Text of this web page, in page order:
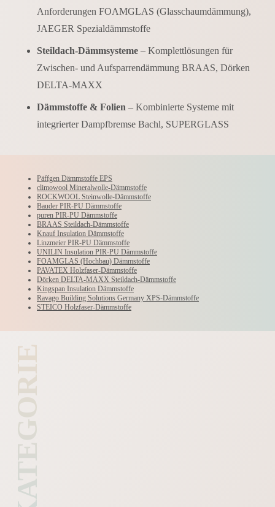
Anforderungen FOAMGLAS (Glasschaumdämmung),
JAEGER Spezialdämmstoffe
Steildach-Dämmsysteme – Komplettlösungen für
Zwischen- und Aufsparrendämmung BRAAS, Dörken
DELTA-MAXX
Dämmstoffe & Folien – Kombinierte Systeme mit
integrierter Dampfbremse Bachl, SUPERGLASS
Päffgen Dämmstoffe EPS
climowool Mineralwolle-Dämmstoffe
ROCKWOOL Steinwolle-Dämmstoffe
Bauder PIR-PU Dämmstoffe
puren PIR-PU Dämmstoffe
BRAAS Steildach-Dämmstoffe
Knauf Insulation Dämmstoffe
Linzmeier PIR-PU Dämmstoffe
UNILIN Insulation PIR-PU Dämmstoffe
FOAMGLAS (Hochbau) Dämmstoffe
PAVATEX Holzfaser-Dämmstoffe
Dörken DELTA-MAXX Steildach-Dämmstoffe
Kingspan Insulation Dämmstoffe
Ravago Building Solutions Germany XPS-Dämmstoffe
STEICO Holzfaser-Dämmstoffe
KATEGORIE